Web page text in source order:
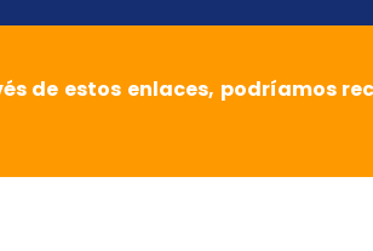
de estos enlaces, podríamos